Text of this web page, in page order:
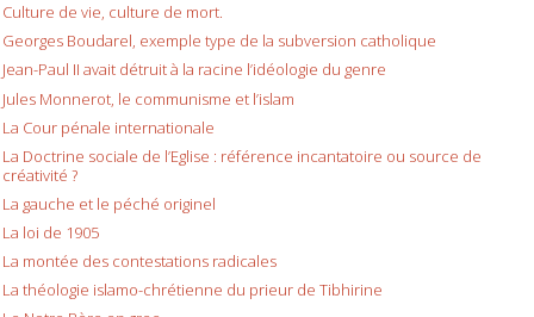
Culture de vie, culture de mort.
Georges Boudarel, exemple type de la subversion catholique
Jean-Paul II avait détruit à la racine l’idéologie du genre
Jules Monnerot, le communisme et l’islam
La Cour pénale internationale
La Doctrine sociale de l’Eglise : référence incantatoire ou source de
créativité ?
La gauche et le péché originel
La loi de 1905
La montée des contestations radicales
La théologie islamo-chrétienne du prieur de Tibhirine